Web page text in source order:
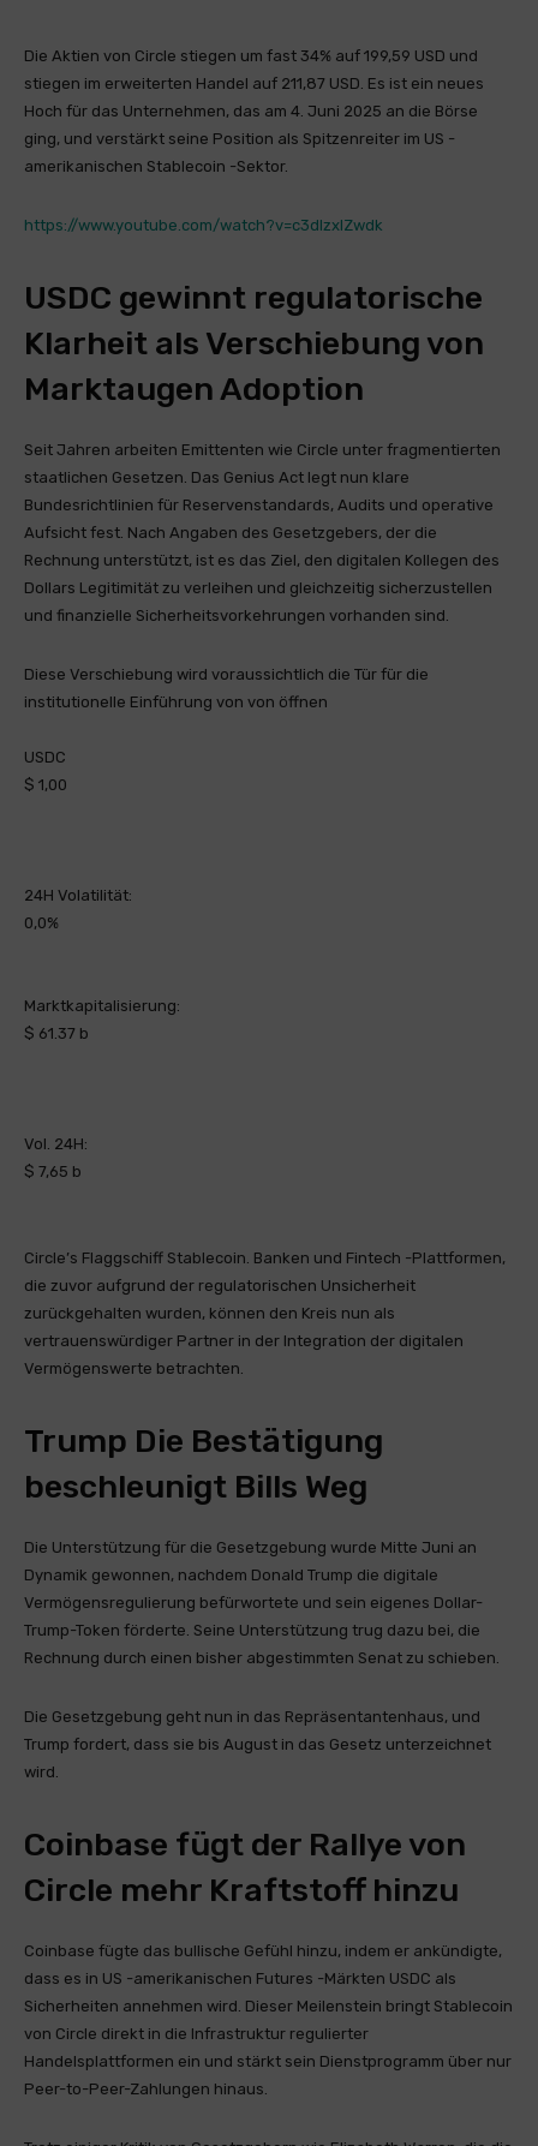
Die Aktien von Circle stiegen um fast 34% auf 199,59 USD und
stiegen im erweiterten Handel auf 211,87 USD. Es ist ein neues
Hoch für das Unternehmen, das am 4. Juni 2025 an die Börse
ging, und verstärkt seine Position als Spitzenreiter im US -
amerikanischen Stablecoin -Sektor.
https://www.youtube.com/watch?v=c3dlzxlZwdk
USDC gewinnt regulatorische
Klarheit als Verschiebung von
Marktaugen Adoption
Seit Jahren arbeiten Emittenten wie Circle unter fragmentierten
staatlichen Gesetzen. Das Genius Act legt nun klare
Bundesrichtlinien für Reservenstandards, Audits und operative
Aufsicht fest. Nach Angaben des Gesetzgebers, der die
Rechnung unterstützt, ist es das Ziel, den digitalen Kollegen des
Dollars Legitimität zu verleihen und gleichzeitig sicherzustellen
und finanzielle Sicherheitsvorkehrungen vorhanden sind.
Diese Verschiebung wird voraussichtlich die Tür für die
institutionelle Einführung von von öffnen
USDC
$ 1,00
24H Volatilität:
0,0%
Marktkapitalisierung:
$ 61.37 b
Vol. 24H:
$ 7,65 b
Circle’s Flaggschiff Stablecoin. Banken und Fintech -Plattformen,
die zuvor aufgrund der regulatorischen Unsicherheit
zurückgehalten wurden, können den Kreis nun als
vertrauenswürdiger Partner in der Integration der digitalen
Vermögenswerte betrachten.
Trump Die Bestätigung
beschleunigt Bills Weg
Die Unterstützung für die Gesetzgebung wurde Mitte Juni an
Dynamik gewonnen, nachdem Donald Trump die digitale
Vermögensregulierung befürwortete und sein eigenes Dollar-
Trump-Token förderte. Seine Unterstützung trug dazu bei, die
Rechnung durch einen bisher abgestimmten Senat zu schieben.
Die Gesetzgebung geht nun in das Repräsentantenhaus, und
Trump fordert, dass sie bis August in das Gesetz unterzeichnet
wird.
Coinbase fügt der Rallye von
Circle mehr Kraftstoff hinzu
Coinbase fügte das bullische Gefühl hinzu, indem er ankündigte,
dass es in US -amerikanischen Futures -Märkten USDC als
Sicherheiten annehmen wird. Dieser Meilenstein bringt Stablecoin
von Circle direkt in die Infrastruktur regulierter
Handelsplattformen ein und stärkt sein Dienstprogramm über nur
Peer-to-Peer-Zahlungen hinaus.